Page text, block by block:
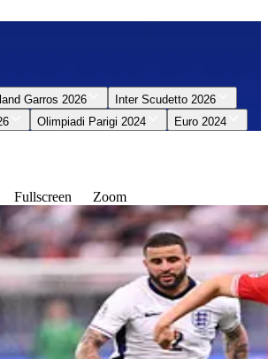
Garros 2026
Inter Scudetto 2026
Olimpiadi Parigi 2024 Euro 2024
Fullscreen Zoom